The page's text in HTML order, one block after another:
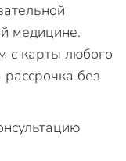
медицине.
с карты любого
без